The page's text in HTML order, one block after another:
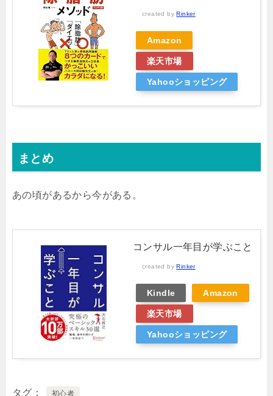
created byRinker
Amazon
楽天市場
Yahooショッピング
まとめ
あの頃があるから今がある。
コンサル一年目が学ぶこと
created byRinker
Kindle Amazon
楽天市場
Yahooショッピング
タグ 初心者